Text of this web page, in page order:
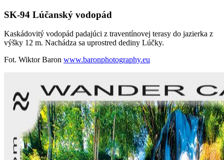
SK-94 Lúčanský vodopád
Kaskádovitý vodopád padajúci z traventínovej terasy do jazierka z
výšky 12 m. Nachádza sa uprostred dediny Lúčky.
Fot. Wiktor Baron www.baronphotography.eu